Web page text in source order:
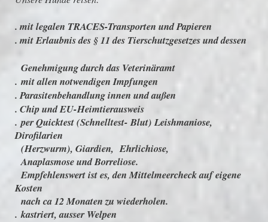
. mit legalen TRACES-Transporten und Papieren
. mit Erlaubnis des § 11 des Tierschutzgesetzes und dessen
Genehmigung durch das Veterinäramt
. mit allen notwendigen Impfungen
. Parasitenbehandlung innen und außen
. Chip und EU-Heimtierausweis
. per Quicktest (Schnelltest- Blut) Leishmaniose,
Dirofilarien
(Herzwurm), Giardien, Ehrlichiose,
Anaplasmose und Borreliose.
Empfehlenswert ist es, den Mittelmeercheck auf eigene
Kosten
nach ca 12 Monaten zu wiederholen.
. kastriert, ausser Welpen